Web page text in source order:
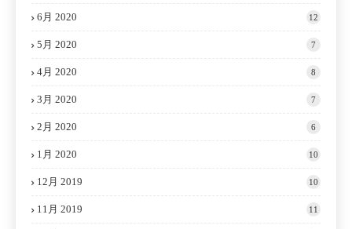
6月 2020 12
5月 2020 7
4月 2020 8
3月 2020 7
2月 2020 6
1月 2020 10
12月 2019 10
11月 2019 11